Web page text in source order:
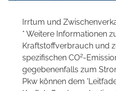
Irrtum und
* Weitere Informationen
Kraftstoffverbrauch und
spezifischen CO2-
gegebenenfalls zum
Pkw können dem